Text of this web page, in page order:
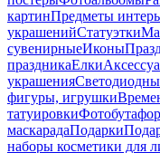
картинПредметы
украшенийСтатуэтки
сувенирныеИконы
праздникаЕлки
украшения
фигуры, игрушки
татуировки
маскарадаПодарки
наборы косметики для